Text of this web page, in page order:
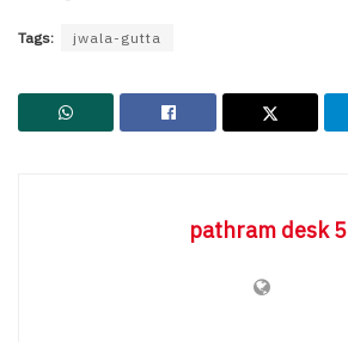
Tags: jwala-gutta
pathram desk 5